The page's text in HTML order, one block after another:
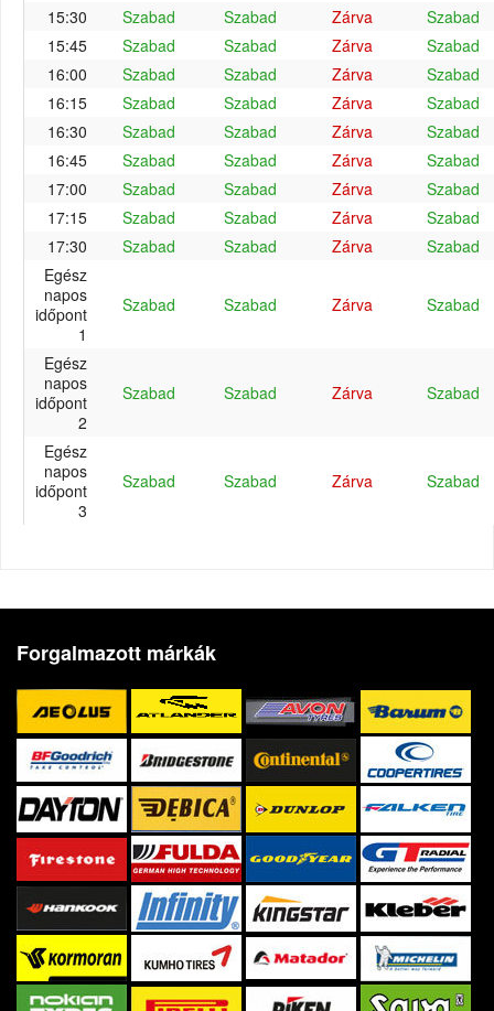
15:30
Szabad Szabad Zárva
Szabad
15:45
Szabad Szabad Zárva
Szabad
16:00
Szabad Szabad Zárva
Szabad
16:15
Szabad Szabad Zárva
Szabad
16:30
Szabad Szabad Zárva
Szabad
16:45
Szabad Szabad Zárva
Szabad
17:00
Szabad Szabad Zárva
Szabad
17:15
Szabad Szabad Zárva
Szabad
17:30
Szabad Szabad Zárva
Szabad
Egész
napos
időpont
1
Szabad Szabad Zárva Szabad
Egész
napos
időpont
2
Szabad Szabad Zárva Szabad
Egész
napos
időpont
3
Szabad Szabad Zárva Szabad
Forgalmazott márkák